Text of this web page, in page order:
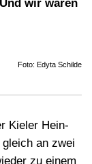
wir waren
Foto: Edyta Schilde
Kieler Hein-
an zwei
zu einem